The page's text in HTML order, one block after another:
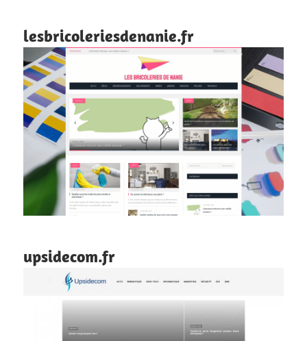
lesbricoleriesdenanie.fr
upsidecom.fr